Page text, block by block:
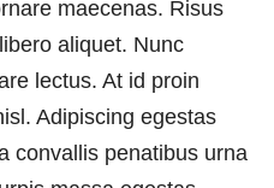
maecenas. Risus
aliquet. Nunc
lectus. At id proin
Adipiscing egestas
convallis penatibus urna